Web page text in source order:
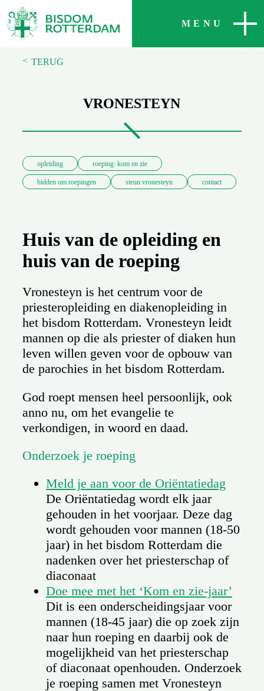
MENU
SLUITEN
< TERUG
VRONESTEYN
opleiding roeping: kom en zie
bidden om roepingen steun vronesteyn contact
Huis van de opleiding en
huis van de roeping
Vronesteyn is het centrum voor de
priesteropleiding en diakenopleiding in
het bisdom Rotterdam. Vronesteyn leidt
mannen op die als priester of diaken hun
leven willen geven voor de opbouw van
de parochies in het bisdom Rotterdam.
God roept mensen heel persoonlijk, ook
anno nu, om het evangelie te
verkondigen, in woord en daad.
Onderzoek je roeping
Meld je aan voor de Oriëntatiedag
De Oriëntatiedag wordt elk jaar
gehouden in het voorjaar. Deze dag
wordt gehouden voor mannen (18-50
jaar) in het bisdom Rotterdam die
nadenken over het priesterschap of
diaconaat
Doe mee met het ‘Kom en zie-jaar’
Dit is een onderscheidingsjaar voor
mannen (18-45 jaar) die op zoek zijn
naar hun roeping en daarbij ook de
mogelijkheid van het priesterschap
of diaconaat openhouden. Onderzoek
je roeping samen met Vronesteyn